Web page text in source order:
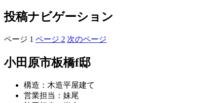
投稿ナビゲーション
ページ 1 ページ 2 次のページ
小田原市板橋f邸
構造：木造平屋建て
営業担当：妹尾